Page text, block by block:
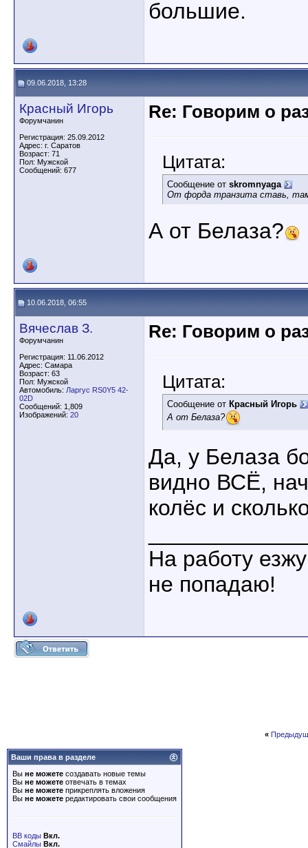
большие.
09.06.2018, 13:28
Красный Игорь
Форумчанин
Регистрация: 25.09.2012
Адрес: г. Саратов
Возраст: 71
Пол: Мужской
Сообщений: 677
Re: Говорим о
Цитата:
Сообщение от skromnyaga
От форда транзита ставь,
А от Белаза?
10.06.2018, 06:55
Вячеслав З.
Форумчанин
Регистрация: 11.06.2012
Адрес: Самара
Возраст: 63
Пол: Мужской
Автомобиль: Ларгус RS0Y5 42-
02D
Сообщений: 1,809
Изображений: 20
Re: Говорим о
Цитата:
Сообщение от Красный Игорь
А от Белаза?
Да, у Белаза
видно ВСЁ,
колёс и
На работу
не попадаю!
«
Ваши права в разделе
Вы не можете создавать новые темы
Вы не можете отвечать в темах
Вы не можете прикреплять вложения
Вы не можете редактировать свои сообщения
BB коды Вкл.
Смайлы Вкл.